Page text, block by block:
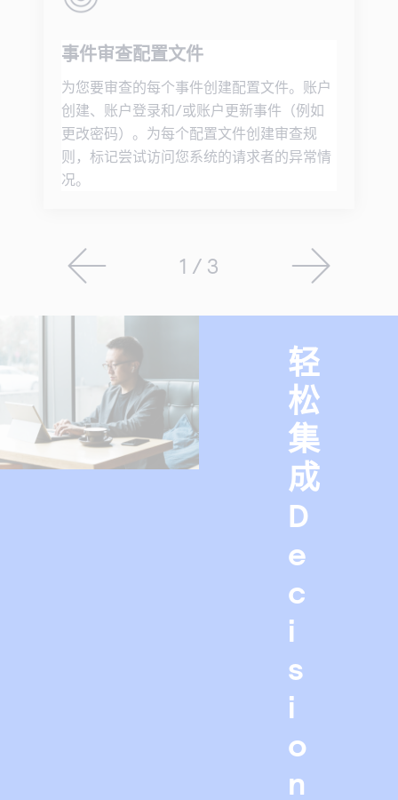
事件审查配置文件
为您要审查的每个事件创建配置文件。账户
创建、账户登录和/或账户更新事件（例如
更改密码）。为每个配置文件创建审查规
则，标记尝试访问您系统的请求者的异常情
况。
1 / 3
轻
松
集
成
D
e
c
i
s
i
o
n